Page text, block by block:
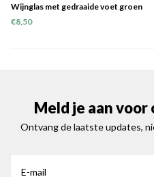
Wijnglas met gedraaide voet groen
€8,50
Meld je aan
Ontvang de laatste updates,